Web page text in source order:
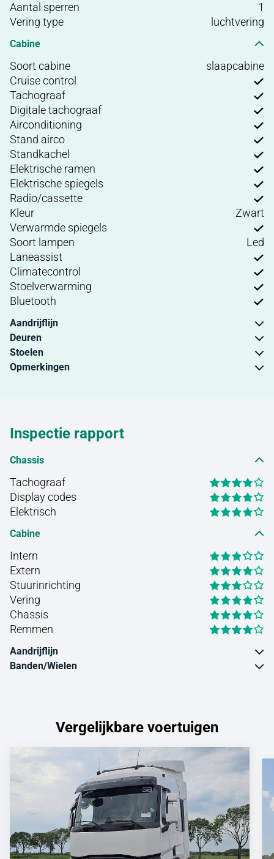
Aantal sperren
1
Vering type
luchtvering
Cabine
Soort cabine
slaapcabine
Cruise control
Tachograaf
Digitale tachograaf
Airconditioning
Stand airco
Standkachel
Elektrische ramen
Elektrische spiegels
Radio/cassette
Kleur
Zwart
Verwarmde spiegels
Soort lampen
Led
Laneassist
Climatecontrol
Stoelverwarming
Bluetooth
Aandrijflijn
Deuren
Stoelen
Opmerkingen
Inspectie rapport
Chassis
Tachograaf
Display codes
Elektrisch
Cabine
Intern
Extern
Stuurinrichting
Vering
Chassis
Remmen
Aandrijflijn
Banden/Wielen
Vergelijkbare voertuigen